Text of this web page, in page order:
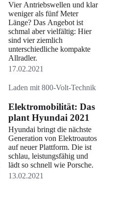
Vier Antriebswellen und klar
weniger als fünf Meter
Länge? Das Angebot ist
schmal aber vielfältig: Hier
sind vier ziemlich
unterschiedliche kompakte
Allradler.
17.02.2021
Laden mit 800-Volt-Technik
Elektromobilität: Das
plant Hyundai 2021
Hyundai bringt die nächste
Generation von Elektroautos
auf neuer Plattform. Die ist
schlau, leistungsfähig und
lädt so schnell wie Porsche.
13.02.2021